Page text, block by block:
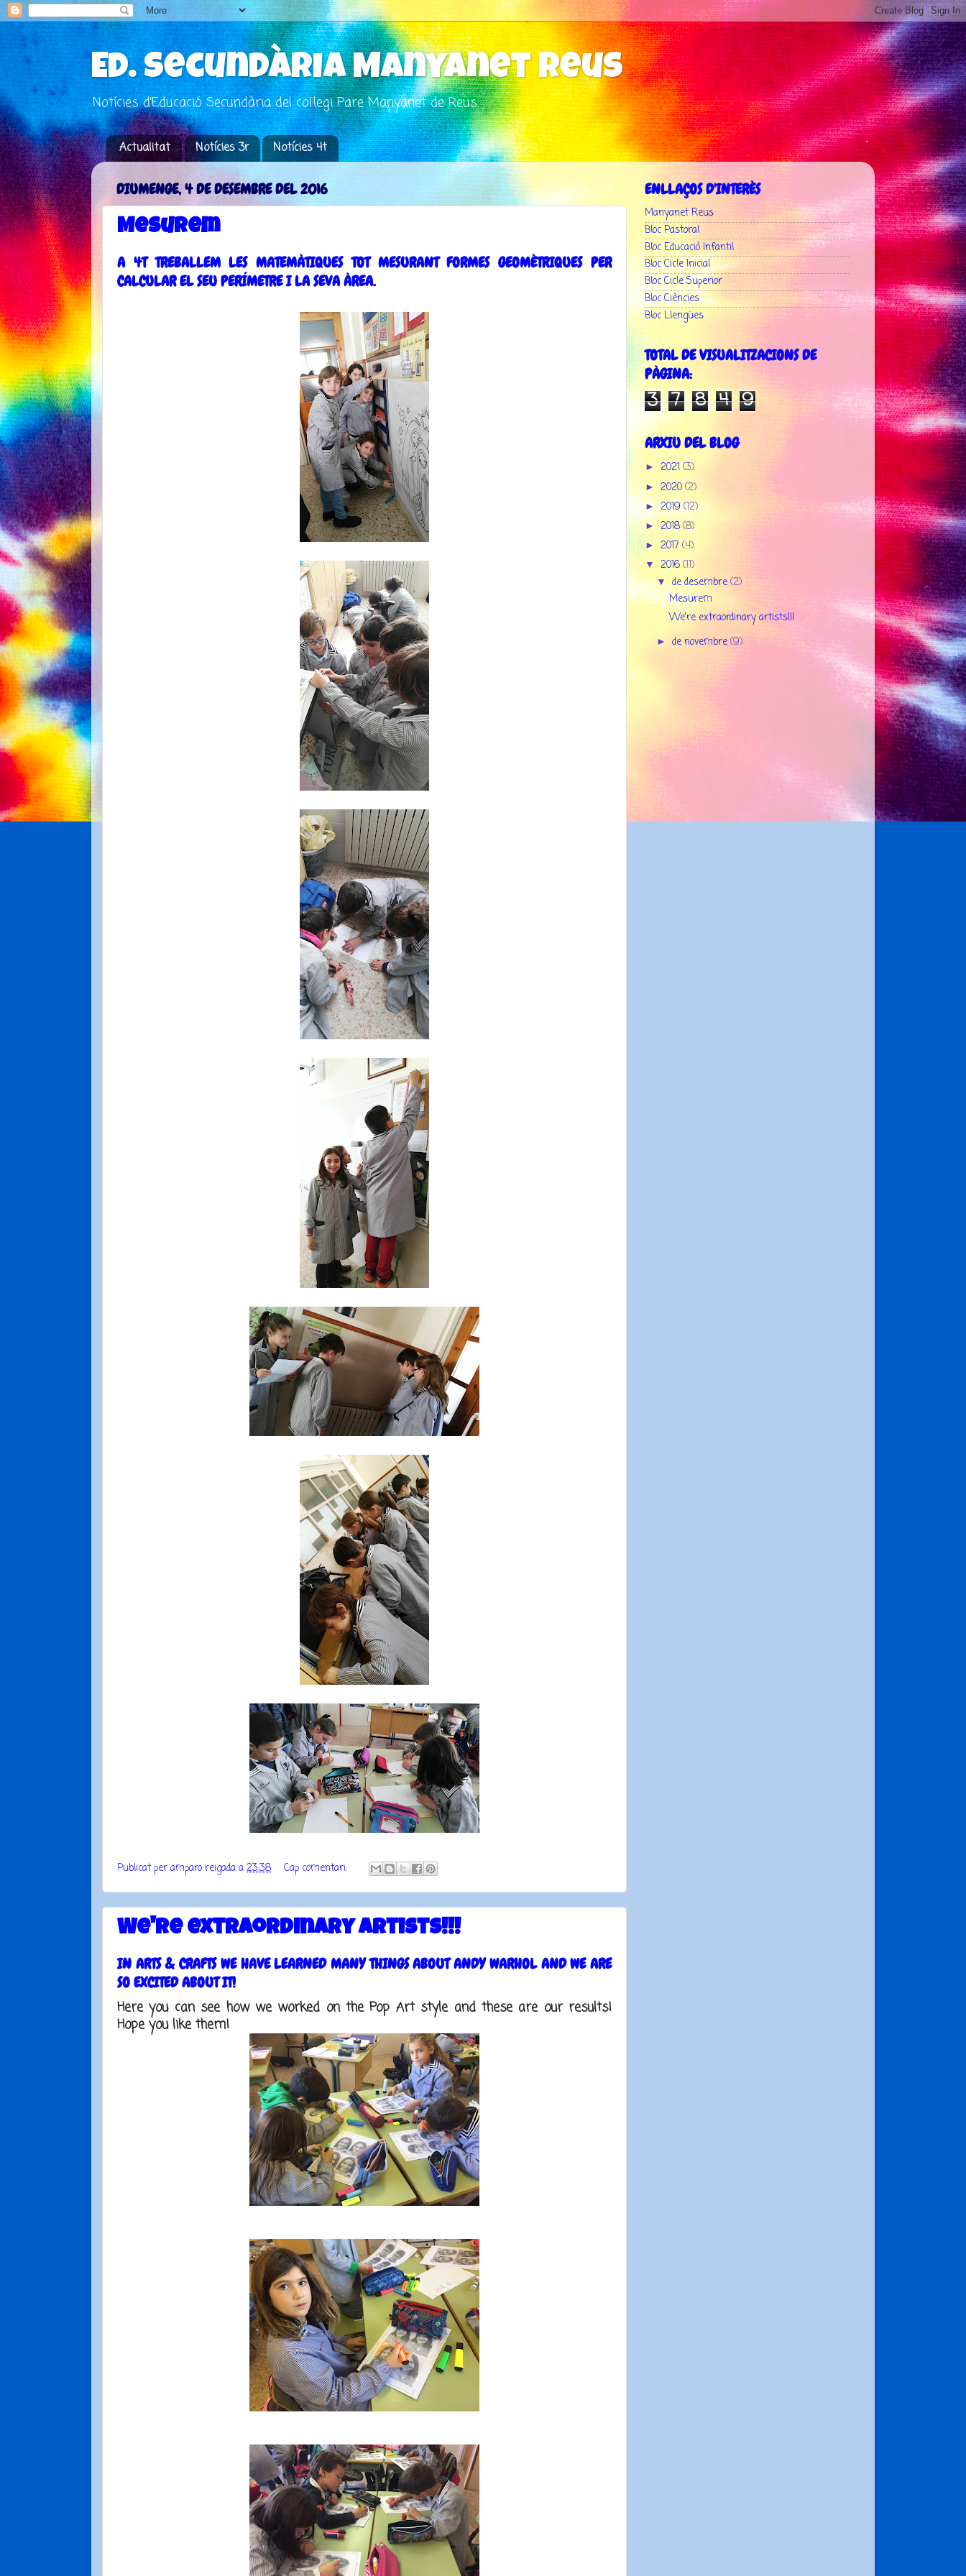
Ed. Secundària Manyanet Reus
Notícies d'Educació Secundària del col·legi Pare Manyanet de Reus.
Actualitat Notícies 3r Notícies 4t
DIUMENGE, 4 DE DESEMBRE DEL 2016
Mesurem
A 4T TREBALLEM LES MATEMÀTIQUES TOT MESURANT FORMES GEOMÈTRIQUES PER
CALCULAR EL SEU PERÍMETRE I LA SEVA ÀREA.
Publicat peramparo reigadaa23:38 Cap comentari:
​We're extraordinary artists!!!
IN ARTS & CRAFTS WE HAVE LEARNED MANY THINGS ABOUT ANDY WARHOL AND WE ARE
SO EXCITED ABOUT IT!
Here you can see how we worked on the Pop Art style and these are our results!​
Hope you like them!
ENLLAÇOS D'INTERÈS
Manyanet Reus
Bloc Pastoral
Bloc Educació Infantil
Bloc Cicle Inicial
Bloc Cicle Superior
Bloc Ciències
Bloc Llengües
TOTAL DE VISUALITZACIONS DE
PÀGINA:
3 7 8 4 9
ARXIU DEL BLOG
► 2021(3)
► 2020(2)
► 2019(12)
► 2018(8)
► 2017 (4)
▼ 2016(11)
▼de desembre(2)
Mesurem
​We're extraordinary artists!!!
►de novembre(9)